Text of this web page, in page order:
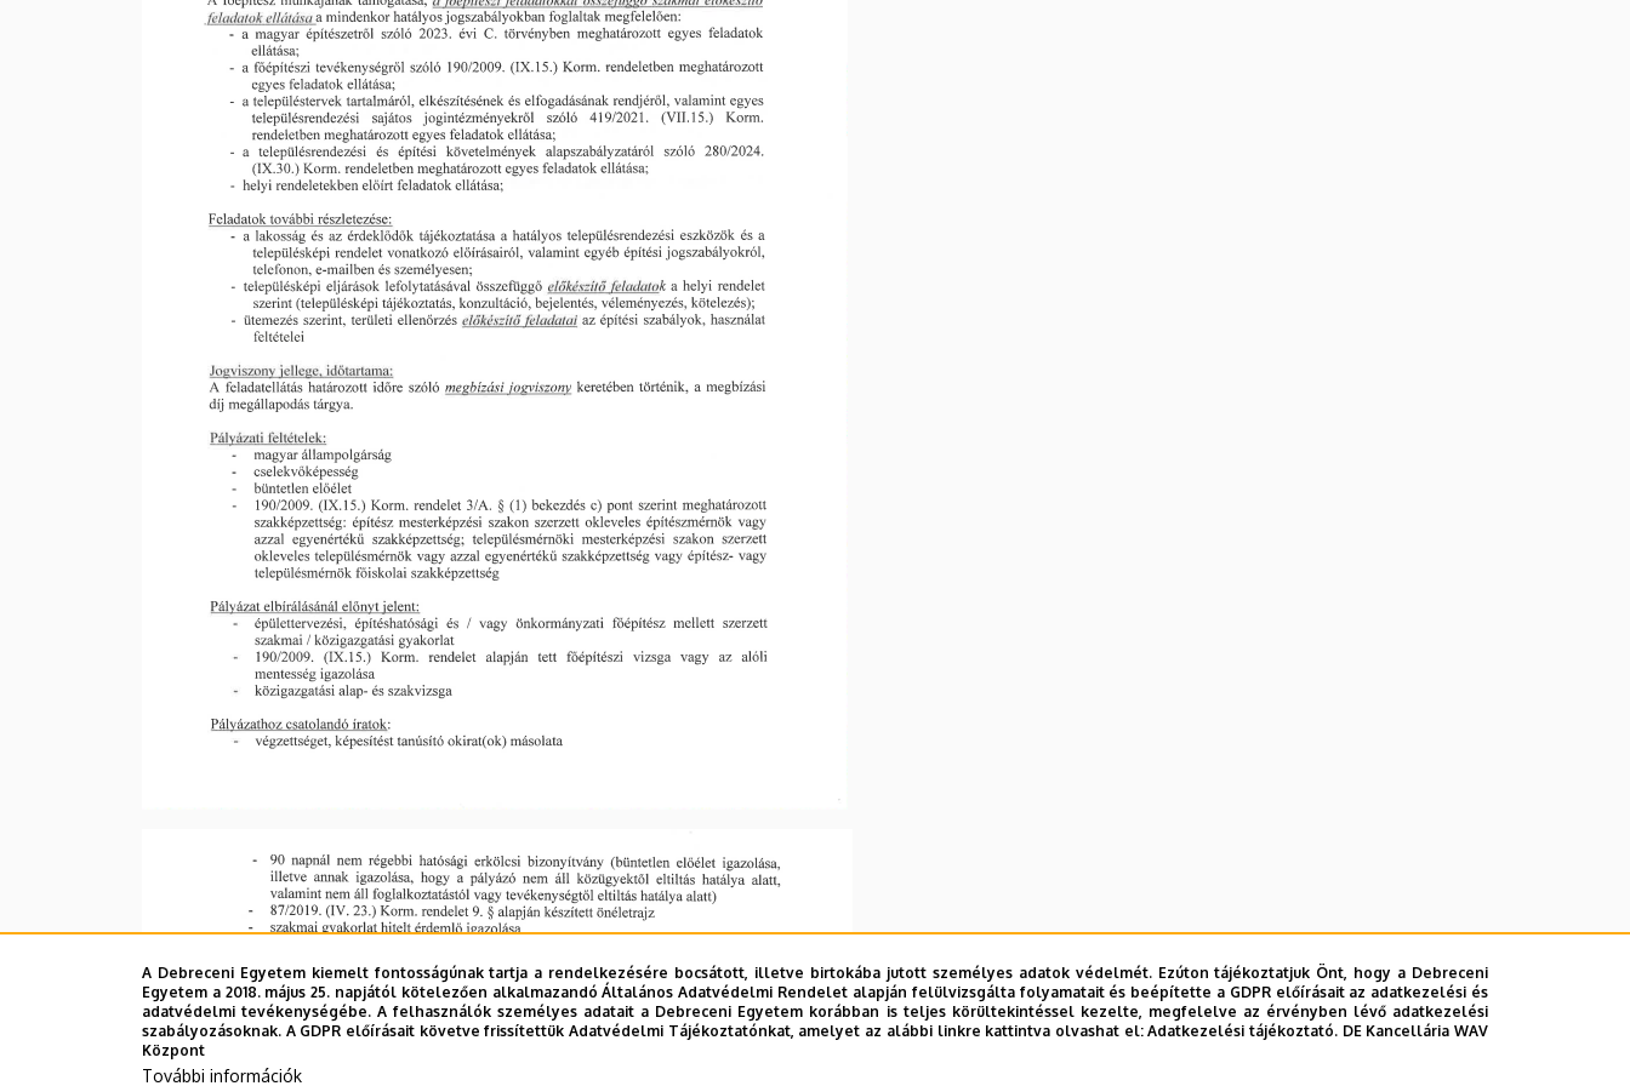
A Debreceni Egyetem kiemelt fontosságúnak tartja a rendelkezésére bocsátott, illetve birtokába jutott személyes adatok védelmét. Ezúton tájékoztatjuk Önt, hogy a Debreceni
Egyetem a 2018. május 25. napjától kötelezően alkalmazandó Általános Adatvédelmi Rendelet alapján felülvizsgálta folyamatait és beépítette a GDPR előírásait az adatkezelési és
adatvédelmi tevékenységébe. A felhasználók személyes adatait a Debreceni Egyetem korábban is teljes körültekintéssel kezelte, megfelelve az érvényben lévő adatkezelési
szabályozásoknak. A GDPR előírásait követve frissítettük Adatvédelmi Tájékoztatónkat, amelyet az alábbi linkre kattintva olvashat el:Adatkezelési tájékoztató. DE Kancellária WAV
Központ
További információk